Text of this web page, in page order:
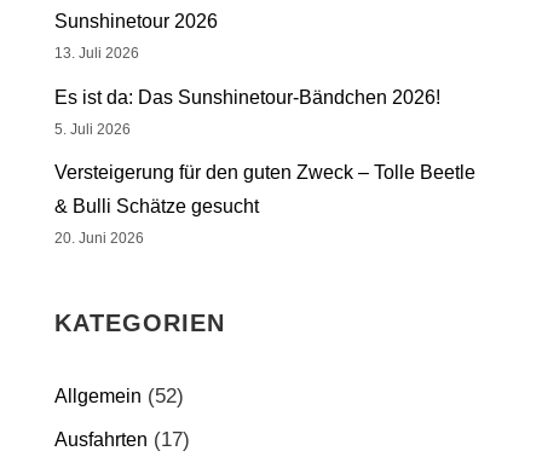
Sunshinetour 2026
13. Juli 2026
Es ist da: Das Sunshinetour-Bändchen 2026!
5. Juli 2026
Versteigerung für den guten Zweck – Tolle Beetle
& Bulli Schätze gesucht
20. Juni 2026
KATEGORIEN
Allgemein (52)
Ausfahrten (17)